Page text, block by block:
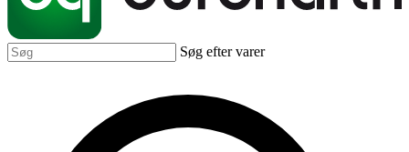
Søg efter varer